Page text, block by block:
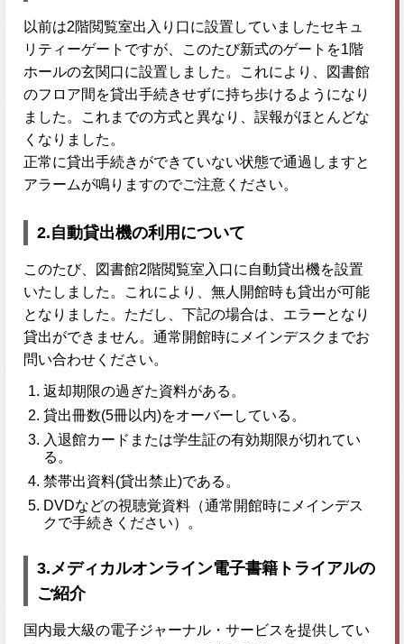
以前は2階閲覧室出入り口に設置していましたセキュ
リティーゲートですが、このたび新式のゲートを1階
ホールの玄関口に設置しました。これにより、図書館
のフロア間を貸出手続きせずに持ち歩けるようになり
ました。これまでの方式と異なり、誤報がほとんどな
くなりました。
正常に貸出手続きができていない状態で通過しますと
アラームが鳴りますのでご注意ください。
2.自動貸出機の利用について
このたび、図書館2階閲覧室入口に自動貸出機を設置
いたしました。これにより、無人開館時も貸出が可能
となりました。ただし、下記の場合は、エラーとなり
貸出ができません。通常開館時にメインデスクまでお
問い合わせください。
返却期限の過ぎた資料がある。
貸出冊数(5冊以内)をオーバーしている。
入退館カードまたは学生証の有効期限が切れてい
る。
禁帯出資料(貸出禁止)である。
DVDなどの視聴覚資料（通常開館時にメインデス
クで手続きください）。
3.メディカルオンライン電子書籍トライアルの
ご紹介
国内最大級の電子ジャーナル・サービスを提供してい